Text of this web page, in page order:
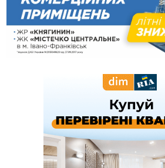
11:18
Майстра лісу з Верховинщини
переправлення чоловіків до Румунії
10:49
На Прикарпатті через негоду
світла
За змову на тендері для Долинської
Яремчанський суд виніс вирок
вкрав із супермаркету пляшку віскі
В урочищі біля Галича археологи
вагову гирку XII–XIII століть
У Франківську медики провели
на аорті